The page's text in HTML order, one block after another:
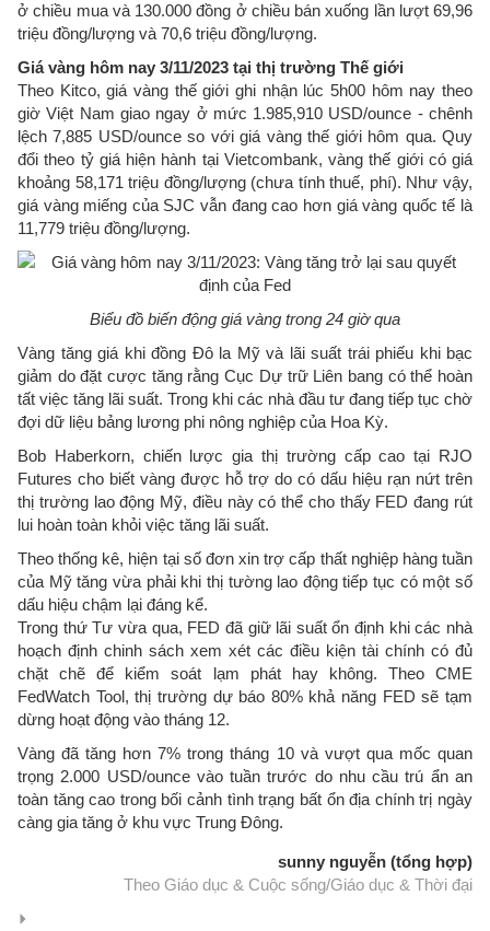
ở chiều mua và 130.000 đồng ở chiều bán xuống lần lượt 69,96
triệu đồng/lượng và 70,6 triệu đồng/lượng.
Giá vàng hôm nay 3/11/2023 tại thị trường Thế giới
Theo Kitco, giá vàng thế giới ghi nhận lúc 5h00 hôm nay theo
giờ Việt Nam giao ngay ở mức 1.985,910 USD/ounce - chênh
lệch 7,885 USD/ounce so với giá vàng thế giới hôm qua. Quy
đổi theo tỷ giá hiện hành tại Vietcombank, vàng thế giới có giá
khoảng 58,171 triệu đồng/lượng (chưa tính thuế, phí). Như vậy,
giá vàng miếng của SJC vẫn đang cao hơn giá vàng quốc tế là
11,779 triệu đồng/lượng.
Biểu đồ biến động giá vàng trong 24 giờ qua
Vàng tăng giá khi đồng Đô la Mỹ và lãi suất trái phiếu khi bạc
giảm do đặt cược tăng rằng Cục Dự trữ Liên bang có thể hoàn
tất việc tăng lãi suất. Trong khi các nhà đầu tư đang tiếp tục chờ
đợi dữ liệu bảng lương phi nông nghiệp của Hoa Kỳ.
Bob Haberkorn, chiến lược gia thị trường cấp cao tại RJO
Futures cho biết vàng được hỗ trợ do có dấu hiệu rạn nứt trên
thị trường lao động Mỹ, điều này có thể cho thấy FED đang rút
lui hoàn toàn khỏi việc tăng lãi suất.
Theo thống kê, hiện tại số đơn xin trợ cấp thất nghiệp hàng tuần
của Mỹ tăng vừa phải khi thị tường lao động tiếp tục có một số
dấu hiệu chậm lại đáng kể.
Trong thứ Tư vừa qua, FED đã giữ lãi suất ổn định khi các nhà
hoạch định chinh sách xem xét các điều kiện tài chính có đủ
chặt chẽ để kiểm soát lạm phát hay không. Theo CME
FedWatch Tool, thị trường dự báo 80% khả năng FED sẽ tạm
dừng hoạt động vào tháng 12.
Vàng đã tăng hơn 7% trong tháng 10 và vượt qua mốc quan
trọng 2.000 USD/ounce vào tuần trước do nhu cầu trú ẩn an
toàn tăng cao trong bối cảnh tình trạng bất ổn địa chính trị ngày
càng gia tăng ở khu vực Trung Đông.
sunny nguyễn (tổng hợp)
Theo Giáo dục & Cuộc sống/Giáo dục & Thời đại